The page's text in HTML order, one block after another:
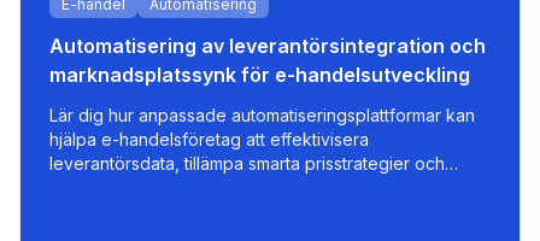
E-handel Automatisering
Automatisering av leverantörsintegration och
marknadsplatssynk för e-handelsutveckling
Lär dig hur anpassade automatiseringsplattformar kan
hjälpa e-handelsföretag att effektivisera
leverantörsdata, tillämpa smarta prisstrategier och